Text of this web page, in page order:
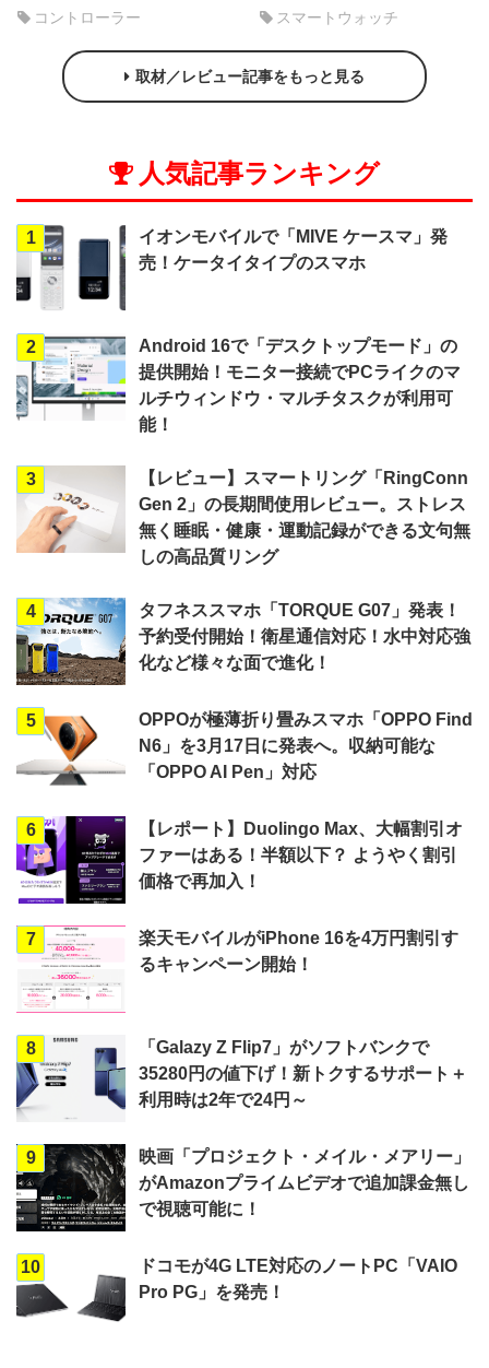
コントローラー スマートウォッチ
取材／レビュー記事をもっと見る
人気記事ランキング
1
イオンモバイルで「MIVE ケースマ」発
売！ケータイタイプのスマホ
2
Android 16で「デスクトップモード」の
提供開始！モニター接続でPCライクのマ
ルチウィンドウ・マルチタスクが利用可
能！
3
【レビュー】スマートリング「RingConn
Gen 2」の長期間使用レビュー。ストレス
無く睡眠・健康・運動記録ができる文句無
しの高品質リング
4
タフネススマホ「TORQUE G07」発表！
予約受付開始！衛星通信対応！水中対応強
化など様々な面で進化！
5
OPPOが極薄折り畳みスマホ「OPPO Find
N6」を3月17日に発表へ。収納可能な
「OPPO AI Pen」対応
6
【レポート】Duolingo Max、大幅割引オ
ファーはある！半額以下？ ようやく割引
価格で再加入！
7
楽天モバイルがiPhone 16を4万円割引す
るキャンペーン開始！
8
「Galazy Z Flip7」がソフトバンクで
35280円の値下げ！新トクするサポート＋
利用時は2年で24円～
9
映画「プロジェクト・メイル・メアリー」
がAmazonプライムビデオで追加課金無し
で視聴可能に！
10
ドコモが4G LTE対応のノートPC「VAIO
Pro PG」を発売！